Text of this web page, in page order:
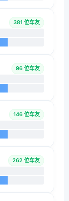
381 位车友
96 位车友
146 位车友
262 位车友